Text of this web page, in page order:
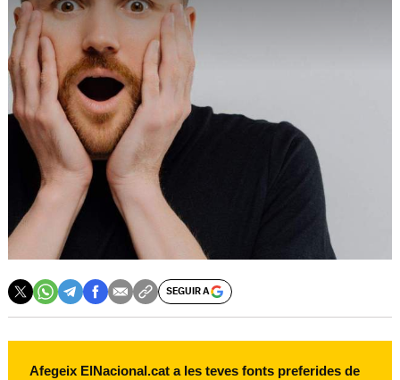
SEGUIR A
Afegeix ElNacional.cat a les teves fonts preferides de